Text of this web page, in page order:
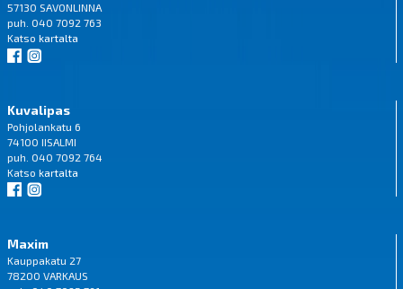
57130 SAVONLINNA
puh. 040 7092 763
Katso kartalta
Kuvalipas
Pohjolankatu 6
74100 IISALMI
puh. 040 7092 764
Katso kartalta
Maxim
Kauppakatu 27
78200 VARKAUS